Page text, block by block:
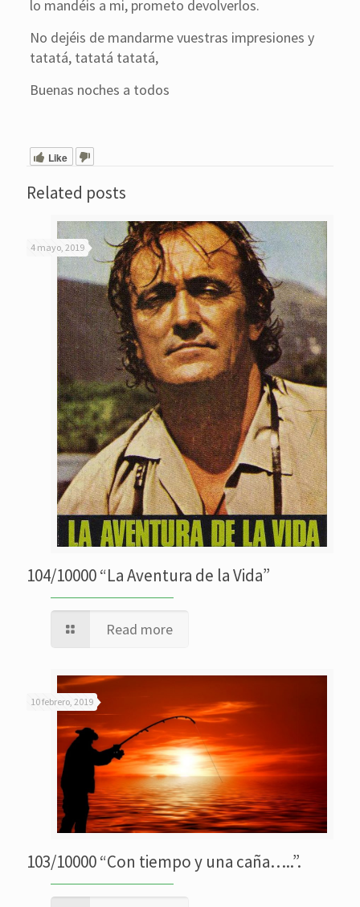
lo mandéis a mi, prometo devolverlos.
No dejéis de mandarme vuestras impresiones y
tatatá, tatatá tatatá,
Buenas noches a todos
Like
Related posts
4 mayo, 2019
104/10000 “La Aventura de la Vida”
Read more
10 febrero, 2019
103/10000 “Con tiempo y una caña…..”.